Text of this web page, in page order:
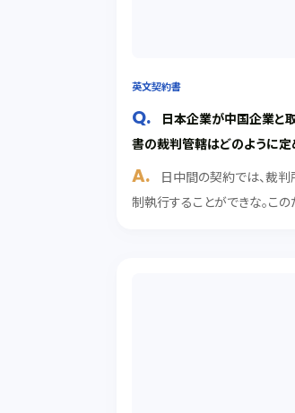
英文契約書
日本企業が中国企業と
書の裁判管轄はどのように定
か。
日中間の契約では、裁
制執行することができな。こ